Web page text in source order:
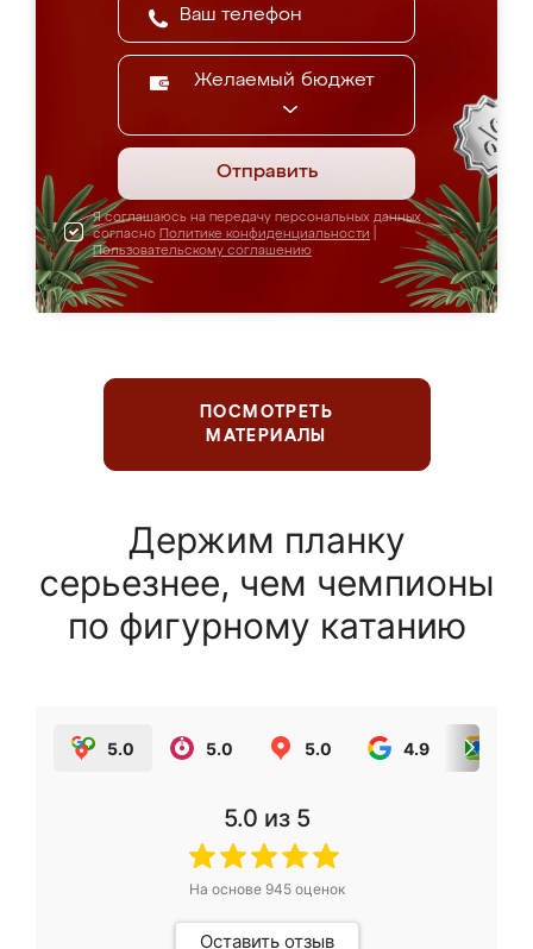
Желаемый бюджет
Отправить
Я соглашаюсь на передачу персональных данных
согласно Политике конфиденциальности
Пользовательскому соглашению
ПОСМОТРЕТЬ
МАТЕРИАЛЫ
Держим планку
серьезнее, чем чемпионы
по фигурному катанию
5.0 5.0 5.0 4.9
5.0 из 5
На основе 945оценок
Оставить отзыв